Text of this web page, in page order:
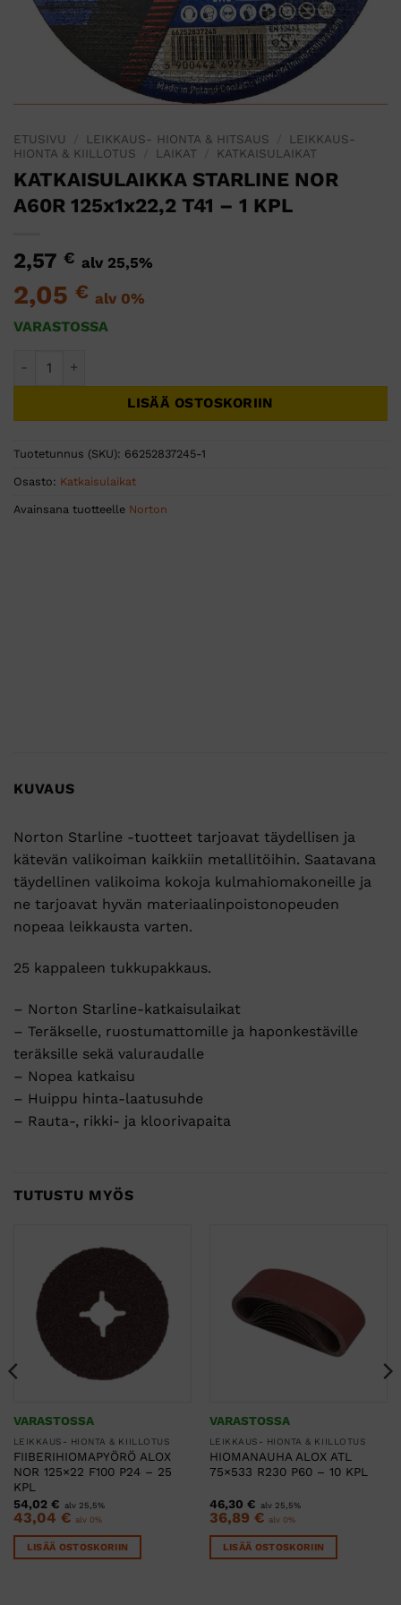
ETUSIVU LEIKKAUS- HIONTA & HITSAUS
LEIKKAUS-
HIONTA & KIILLOTUS
LAIKAT KATKAISULAIKAT
KATKAISULAIKKA STARLINE NOR
A60R 125x1x22,2 T41 – 1 KPL
2,57 € alv 25,5%
2,05 € alv 0%
VARASTOSSA
LISÄÄ OSTOSKORIIN
Tuotetunnus (SKU): 66252837245-1
Osasto: Katkaisulaikat
Avainsana tuotteelle Norton
KUVAUS
Norton Starline -tuotteet tarjoavat täydellisen ja
kätevän valikoiman kaikkiin metallitöihin. Saatavana
täydellinen valikoima kokoja kulmahiomakoneille ja
ne tarjoavat hyvän materiaalinpoistonopeuden
nopeaa leikkausta varten.
25 kappaleen tukkupakkaus.
– Norton Starline-katkaisulaikat
– Teräkselle, ruostumattomille ja haponkestäville
teräksille sekä valuraudalle
– Nopea katkaisu
– Huippu hinta-laatusuhde
– Rauta-, rikki- ja kloorivapaita
TUTUSTU MYÖS
VARASTOSSA
LEIKKAUS- HIONTA & KIILLOTUS
FIIBERIHIOMAPYÖRÖ ALOX
NOR 125×22 F100 P24 – 25
KPL
54,02 € alv 25,5%
43,04 € alv 0%
LISÄÄ OSTOSKORIIN
VARASTOSSA
LEIKKAUS- HIONTA & KIILLOTUS
HIOMANAUHA ALOX ATL
75×533 R230 P60 – 10 KPL
46,30 € alv 25,5%
36,89 € alv 0%
LISÄÄ OSTOSKORIIN